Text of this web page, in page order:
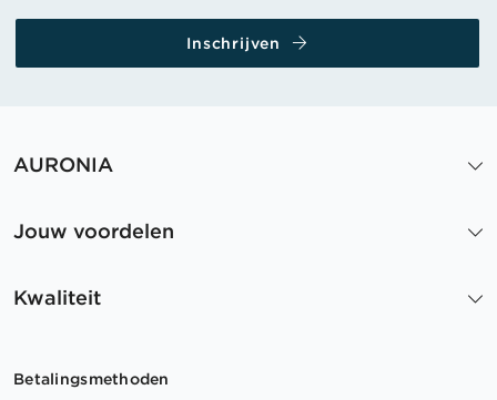
Inschrijven
AURONIA
Jouw voordelen
Kwaliteit
Betalingsmethoden